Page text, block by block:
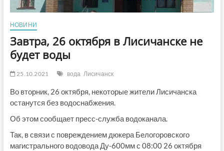
НОВИНИ
Завтра, 26 октября в Лисичанске не
будет воды
25.10.2021 вода Лисичанск
Во вторник, 26 октября, некоторые жители Лисичанска
останутся без водоснабжения.
Об этом сообщает пресс-служба водоканала.
Так, в связи с повреждением дюкера Белогоровского
магистрального водовода Ду-600мм с 08:00 26 октября